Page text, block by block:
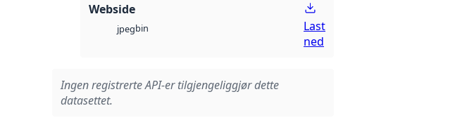
Webside
jpegbin
Last
ned
Ingen registrerte API-er tilgjengeliggjør dette
datasettet.